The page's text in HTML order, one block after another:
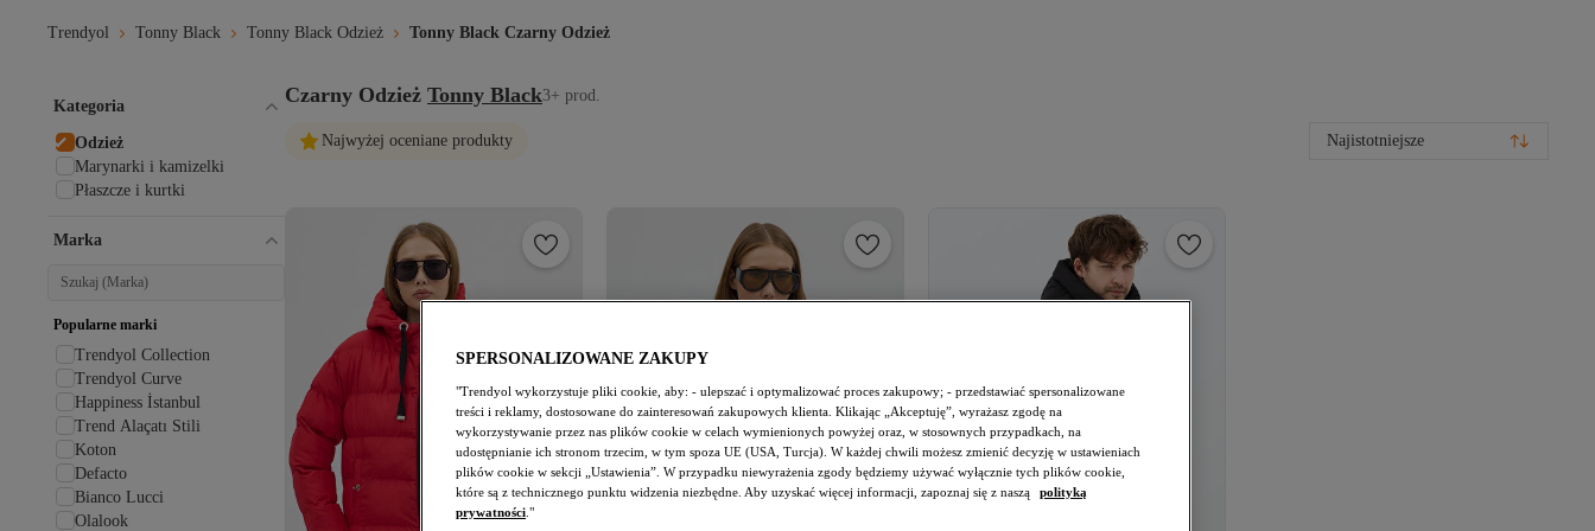
Trendyol Tonny Black Tonny Black Odzież Tonny Black Czarny Odzież
Czarny Odzież Tonny Black3+ prod.
Najwyżej oceniane produkty Najistotniejsze
Kategoria
Odzież
Marynarki i kamizelki
Płaszcze i kurtki
Marka
Popularne marki
Trendyol Collection
Trendyol Curve
Happiness İstanbul
Trend Alaçatı Stili
Koton
Defacto
Bianco Lucci
Olalook
SPERSONALIZOWANE ZAKUPY
"Trendyol wykorzystuje pliki cookie, aby: - ulepszać i optymalizować proces zakupowy; - przedstawiać spersonalizowane
treści i reklamy, dostosowane do zainteresowań zakupowych klienta. Klikając „Akceptuję”, wyrażasz zgodę na
wykorzystywanie przez nas plików cookie w celach wymienionych powyżej oraz, w stosownych przypadkach, na
udostępnianie ich stronom trzecim, w tym spoza UE (USA, Turcja). W każdej chwili możesz zmienić decyzję w ustawieniach
plików cookie w sekcji „Ustawienia”. W przypadku niewyrażenia zgody będziemy używać wyłącznie tych plików cookie,
które są z technicznego punktu widzenia niezbędne. Aby uzyskać więcej informacji, zapoznaj się z naszą
polityką
prywatności ."